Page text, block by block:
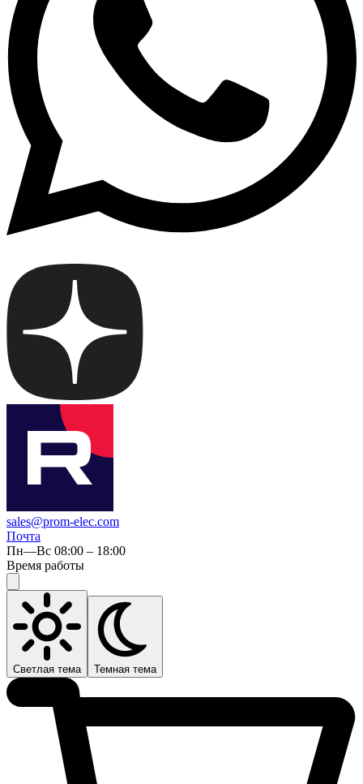
sales@prom-elec.com
Почта
Пн—Вс 08:00 – 18:00
Время работы
Светлая тема Темная тема